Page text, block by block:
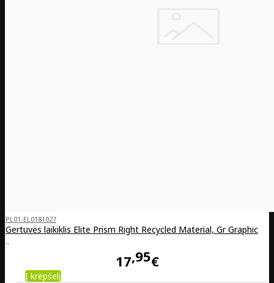
PL01-EL0181027
Gertuvės laikiklis Elite Prism Right Recycled Material, Gr Graphic
..
17 95€
Į krepšelį